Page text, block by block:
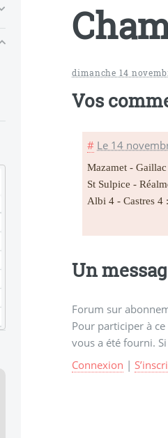
dimanche 14
Vos
# Le 14
Mazamet - Gaillac
St Sulpice -
Albi 4 - Castres 4
Un
Forum sur
Pour participer à
vous a été fourni.
Connexion |